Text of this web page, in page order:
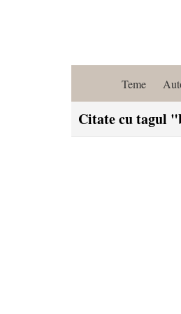
Teme
Citate cu tagul